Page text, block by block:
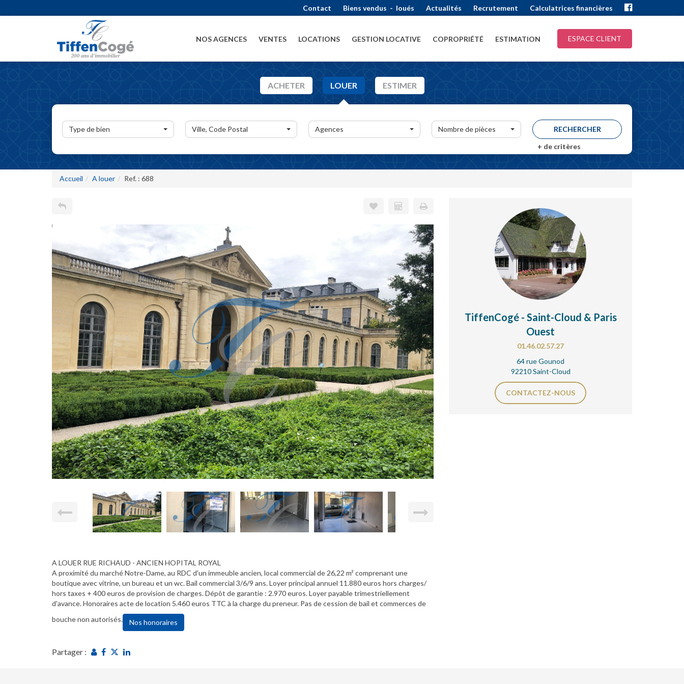
Contact Biens vendus - loués Actualités Recrutement Calculatrices financières
NOS AGENCES VENTES LOCATIONS GESTION LOCATIVE COPROPRIÉTÉ ESTIMATION ESPACE CLIENT
ACHETER LOUER ESTIMER
Type de bien Ville, Code Postal Agences
Nombre de pièces
+ de critères
Accueil A louer Ref. : 688
A LOUER RUE RICHAUD - ANCIEN HOPITAL ROYAL
A proximité du marché Notre-Dame, au RDC d'un immeuble ancien, local commercial de 26,22 m² comprenant une
boutique avec vitrine, un bureau et un wc. Bail commercial 3/6/9 ans. Loyer principal annuel 11.880 euros hors charges/
hors taxes + 400 euros de provision de charges. Dépôt de garantie : 2.970 euros. Loyer payable trimestriellement
d'avance. Honoraires acte de location 5.460 euros TTC à la charge du preneur. Pas de cession de bail et commerces de
bouche non autorisés.
Nos honoraires
Partager :
TiffenCogé - Saint-Cloud & Paris
Ouest
01.46.02.57.27
64 rue Gounod
92210 Saint-Cloud
CONTACTEZ-NOUS